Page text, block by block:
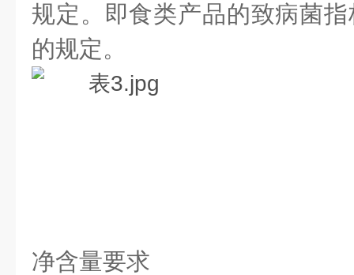
规定。即食类产品的致病菌
的规定。
净含量要求